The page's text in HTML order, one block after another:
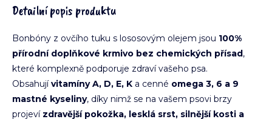
Detailní popis produktu
Bonbóny z ovčího tuku s lososovým olejem jsou 100%
přírodní doplňkové krmivo bez chemických přísad,
které komplexně podporuje zdraví vašeho psa.
Obsahují vitamíny A, D, E, K a cenné omega 3, 6 a 9
mastné kyseliny, díky nimž se na vašem psovi brzy
projeví zdravější pokožka, lesklá srst, silnější kosti a